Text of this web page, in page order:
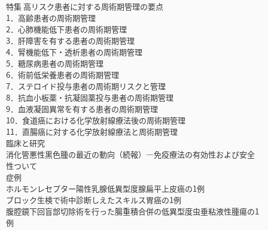
特集 高リスク患者に対する周術期管理の要点
1．高齢患者の周術期管理
2．心肺機能低下患者の周術期管理
3．肝障害を有する患者の周術期管理
4．腎機能低下・透析患者の周術期管理
5．糖尿病患者の周術期管理
6．術前低栄養患者の周術期管理
7．ステロイド投与患者の周術期リスクと管理
8．抗血小板薬・抗凝固薬投与患者の周術期管理
9．血液凝固異常を有する患者の周術期管理
10．食道癌における化学放射線療法後の周術期管理
11．直腸癌に対する化学放射線療法と周術期管理
臨床と研究
消化管悪性黒色腫の最近の動向（続報）―免疫療法の有効性および安全
性ついて
症例
ホルモンレセプター陽性乳腺低異型度腺扁平上皮癌の1例
ブロック生検で術中診断しえたスキルス胃癌の1例
腹腔鏡下回盲部切除術を行った腸重積合併の低異型度虫垂粘液性腫瘍の1
例